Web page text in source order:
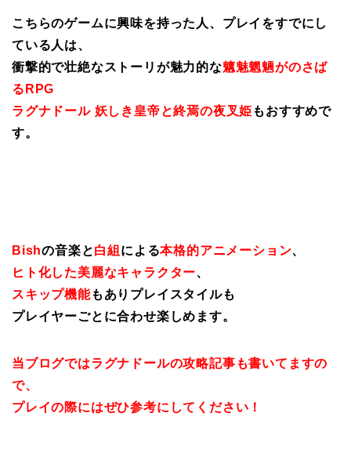
こちらのゲームに興味を持った人、プレイをすでにし
ている人は、
衝撃的で壮絶なストーリが魅力的な魑魅魍魎がのさば
るRPG
ラグナドール 妖しき皇帝と終焉の夜叉姫 もおすすめで
す。
Bishの音楽と白組 による本格的アニメーション、
ヒト化した美麗なキャラクター、
スキップ機能もありプレイスタイルも
プレイヤーごとに合わせ楽しめます。
当ブログではラグナドールの攻略記事も書いてますの
で、
プレイの際にはぜひ参考にしてください！